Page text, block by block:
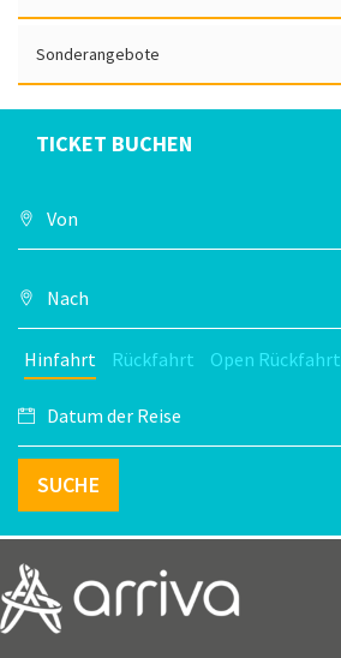
Sonderangebote
TICKET BUCHEN
Hinfahrt Rückfahrt Open Rückfahrt
SUCHE